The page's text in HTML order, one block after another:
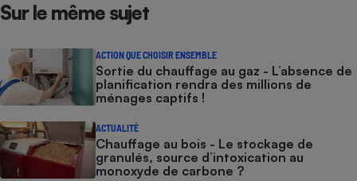
Sur le même sujet
ACTION QUE CHOISIR ENSEMBLE
Sortie du chauffage au gaz - L’absence de
planification rendra des millions de
ménages captifs !
ACTUALITÉ
Chauffage au bois - Le stockage de
granulés, source d’intoxication au
monoxyde de carbone ?